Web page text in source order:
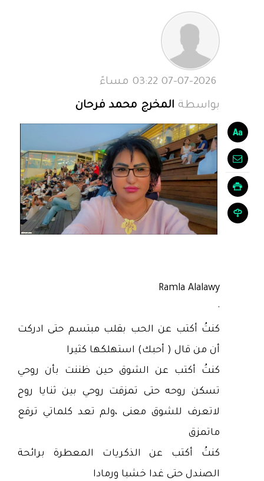
بواسطة المخرج محمد فرحان
Ramla Alalawy
·
كنتُ أكتب عن الحب بقلب مبتسم حتى ادركت
أن من قال ( أحبك) استهلكها كثيرا
كنتُ أكتب عن الشوق حين ظننت بأن روحي
تسكن روحه حتى تمزقت روحي بين ثنايا روح
لاتعرف للشوق معنى ،ولم تعد كلماتي ترقع
ماتمزق
كنتُ أكتب عن الذكريات المعطرة برائحة
الصندل حتى غدا خشبا ورمادا